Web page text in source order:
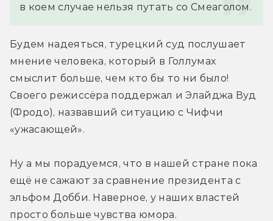
в коем случае нельзя путать со Смеаголом.
Будем надеяться, турецкий суд послушает
мнение человека, который в Голлумах
смыслит больше, чем кто бы то ни было!
Своего режиссёра поддержал и Элайджа Вуд
(Фродо), назвавший ситуацию с Чифчи
«ужасающей».
Ну а мы порадуемся, что в нашей стране пока
ещё не сажают за сравнение президента с
эльфом Добби. Наверное, у наших властей
просто больше чувства юмора.